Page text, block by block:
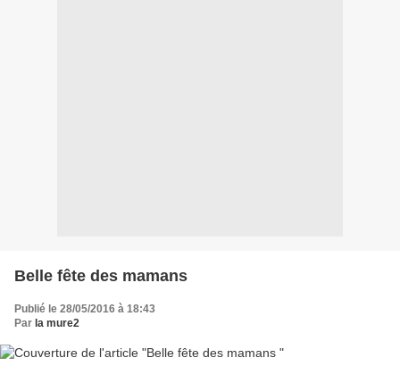
Belle fête des mamans
Publié le 28/05/2016 à 18:43
Par la mure2